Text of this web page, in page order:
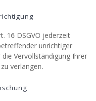
16 DSGVO jederzeit
unrichtiger
Vervollständigung Ihrer
verlangen.